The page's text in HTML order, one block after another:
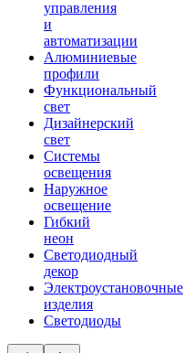
управления
и
автоматизации
Алюминиевые
профили
Функциональный
свет
Дизайнерский
свет
Системы
освещения
Наружное
освещение
Гибкий
неон
Светодиодный
декор
Электроустановочные
изделия
Светодиоды